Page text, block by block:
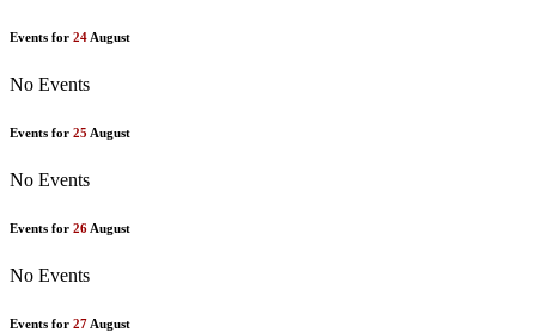
Events for 24 August
No Events
Events for 25 August
No Events
Events for 26 August
No Events
Events for 27 August